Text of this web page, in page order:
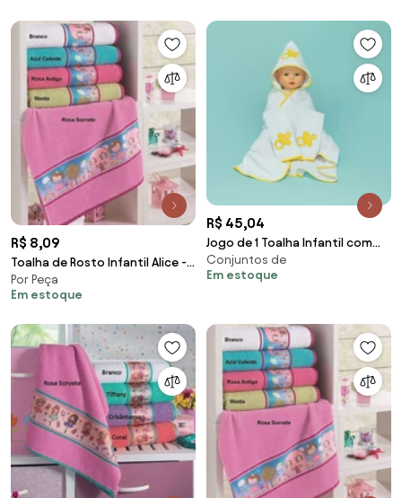
R$ 8,09
Toalha de Rosto Infantil Alice -
45x80cm - Lufamar
Por Peça
Em estoque
R$ 45,04
Jogo de 1 Toalha Infantil com
Capuz + 2 Toalhas de Boca
Bordadas
Conjuntos de
Em estoque